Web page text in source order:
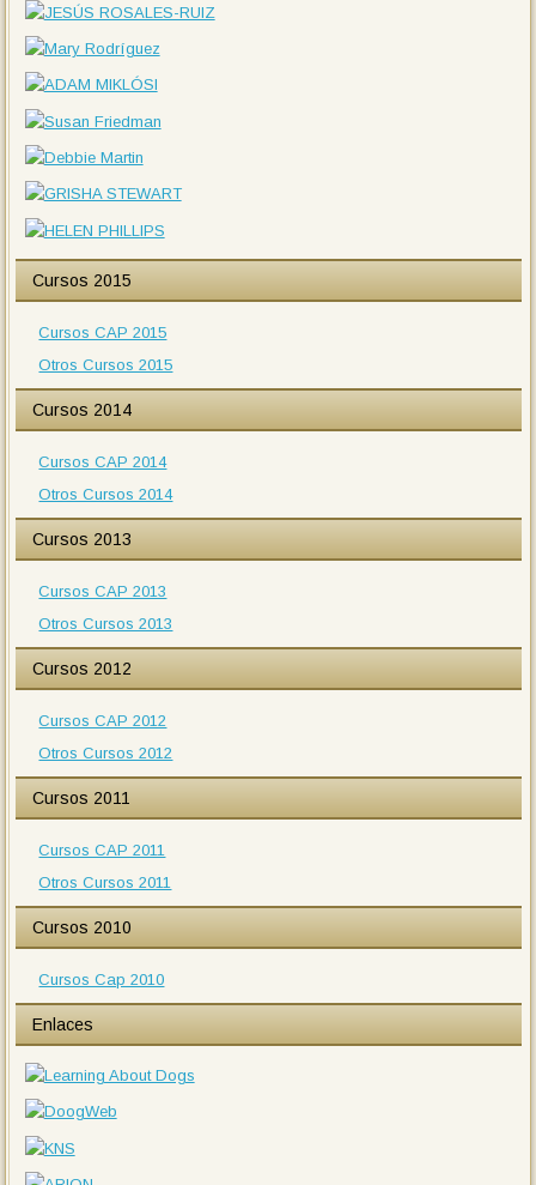
Cursos 2015
Cursos CAP 2015
Otros Cursos 2015
Cursos 2014
Cursos CAP 2014
Otros Cursos 2014
Cursos 2013
Cursos CAP 2013
Otros Cursos 2013
Cursos 2012
Cursos CAP 2012
Otros Cursos 2012
Cursos 2011
Cursos CAP 2011
Otros Cursos 2011
Cursos 2010
Cursos Cap 2010
Enlaces